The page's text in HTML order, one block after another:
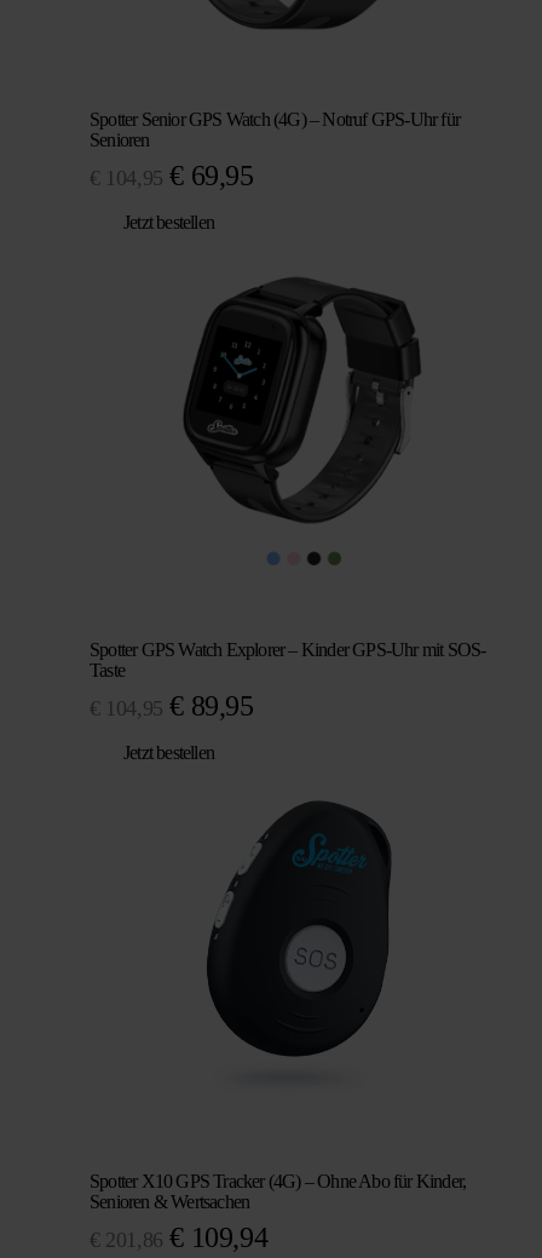
Spotter Senior GPS Watch (4G) – Notruf GPS-Uhr für
Senioren
€ 104,95 Ursprünglicher
war:
€ 69,95Aktueller
€ 69,95.
Jetzt bestellen
Spotter GPS Watch Explorer – Kinder GPS-Uhr mit SOS-
Taste
€ 104,95 Ursprünglicher
Preis
€ 89,95Aktueller
€ 89,95.
Jetzt bestellen
Spotter X10 GPS Tracker (4G) – Ohne Abo für Kinder,
Senioren & Wertsachen
€ 201,86 Ursprünglicher
€ 109,94Aktueller